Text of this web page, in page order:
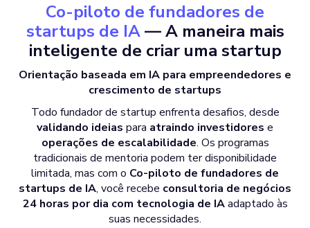
Co-piloto de fundadores de
startups de IA— A maneira mais
inteligente de criar uma startup
Orientação baseada em IA para empreendedores e
crescimento de startups
Todo fundador de startup enfrenta desafios, desde
validando ideias para atraindo investidores e
operações de escalabilidade. Os programas
tradicionais de mentoria podem ter disponibilidade
limitada, mas com o Co-piloto de fundadores de
startups de IA, você recebe consultoria de negócios
24 horas por dia com tecnologia de IAadaptado às
suas necessidades.